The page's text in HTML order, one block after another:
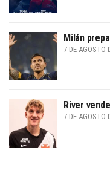
Milán
7 DE AGOSTO
River
7 DE AGOSTO